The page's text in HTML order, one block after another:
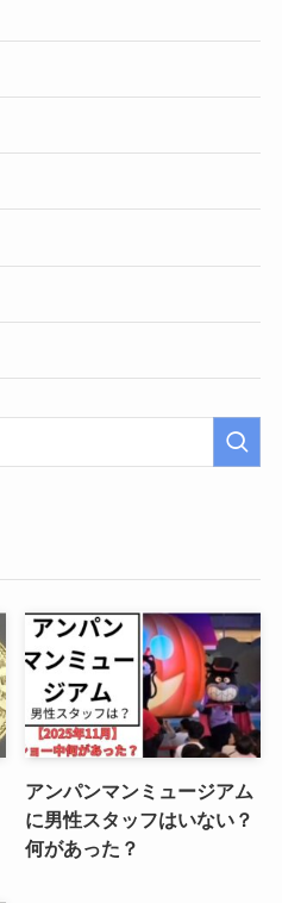
アンパンマンミュージアム
に男性スタッフはいない？
何があった？